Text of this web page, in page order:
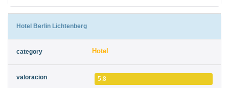
Hotel Berlin Lichtenberg
Hotel
5.8